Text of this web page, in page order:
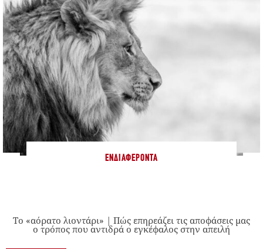
ΕΝΔΙΑΦΈΡΟΝΤΑ
Το «αόρατο λιοντάρι» | Πώς επηρεάζει τις αποφάσεις μας
ο τρόπος που αντιδρά ο εγκέφαλος στην απειλή